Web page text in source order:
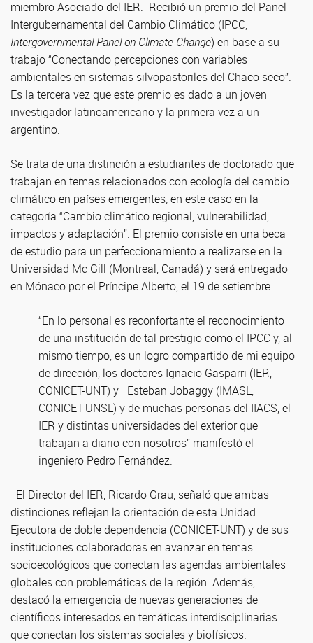
miembro Asociado del IER. Recibió un premio del Panel
Intergubernamental del Cambio Climático (IPCC,
Intergovernmental Panel on Climate Change) en base a su
trabajo “Conectando percepciones con variables
ambientales en sistemas silvopastoriles del Chaco seco”.
Es la tercera vez que este premio es dado a un joven
investigador latinoamericano y la primera vez a un
argentino.
Se trata de una distinción a estudiantes de doctorado que
trabajan en temas relacionados con ecología del cambio
climático en países emergentes; en este caso en la
categoría “Cambio climático regional, vulnerabilidad,
impactos y adaptación”. El premio consiste en una beca
de estudio para un perfeccionamiento a realizarse en la
Universidad Mc Gill (Montreal, Canadá) y será entregado
en Mónaco por el Príncipe Alberto, el 19 de setiembre.
“En lo personal es reconfortante el reconocimiento
de una institución de tal prestigio como el IPCC y, al
mismo tiempo, es un logro compartido de mi equipo
de dirección, los doctores Ignacio Gasparri (IER,
CONICET-UNT) y Esteban Jobaggy (IMASL,
CONICET-UNSL) y de muchas personas del IIACS, el
IER y distintas universidades del exterior que
trabajan a diario con nosotros” manifestó el
ingeniero Pedro Fernández.
El Director del IER, Ricardo Grau, señaló que ambas
distinciones reflejan la orientación de esta Unidad
Ejecutora de doble dependencia (CONICET-UNT) y de sus
instituciones colaboradoras en avanzar en temas
socioecológicos que conectan las agendas ambientales
globales con problemáticas de la región. Además,
destacó la emergencia de nuevas generaciones de
científicos interesados en temáticas interdisciplinarias
que conectan los sistemas sociales y biofísicos.